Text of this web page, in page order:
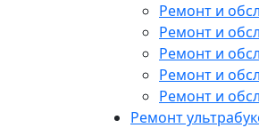
Ремонт и
Ремонт и
Ремонт и
Ремонт и
Ремонт и
Ремонт